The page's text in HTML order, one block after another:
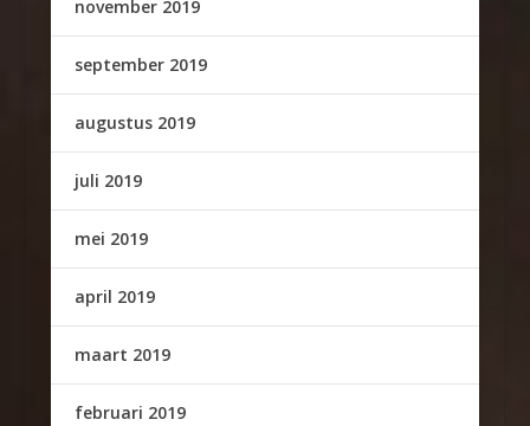
november 2019
september 2019
augustus 2019
juli 2019
mei 2019
april 2019
maart 2019
februari 2019